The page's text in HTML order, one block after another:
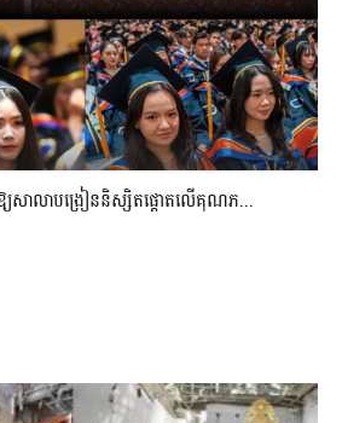
សាលាបង្រៀននិស្សិតផ្តោតលើគុណភ...